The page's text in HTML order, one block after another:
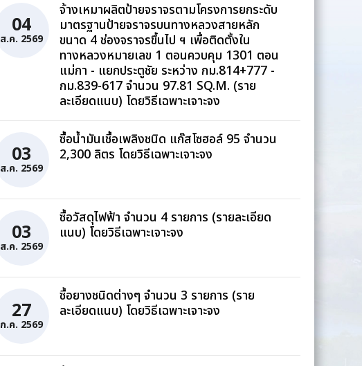
04
ส.ค. 2569
จ้างเหมาผลิตป้ายจราจรตามโครงการยกระดับ
มาตรฐานป้ายจราจรบนทางหลวงสายหลัก
ขนาด 4 ช่องจราจรขึ้นไป ฯ เพื่อติดตั้งใน
ทางหลวงหมายเลข 1 ตอนควบคุม 1301 ตอน
แม่กา - แยกประตูชัย ระหว่าง กม.814+777 -
กม.839-617 จำนวน 97.81 SQ.M. (ราย
ละเอียดแนบ) โดยวิธีเฉพาะเจาะจง
03
ส.ค. 2569
ซื้อน้ำมันเชื้อเพลิงชนิด แก๊สโซฮอล์ 95 จำนวน
2,300 ลิตร โดยวิธีเฉพาะเจาะจง
03
ส.ค. 2569
ซื้อวัสดุไฟฟ้า จำนวน 4 รายการ (รายละเอียด
แนบ) โดยวิธีเฉพาะเจาะจง
27
ก.ค. 2569
ซื้อยางชนิดต่างๆ จำนวน 3 รายการ (ราย
ละเอียดแนบ) โดยวิธีเฉพาะเจาะจง